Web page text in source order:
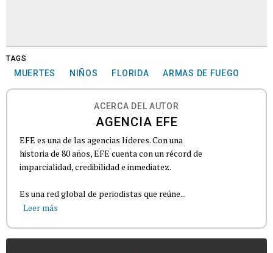
TAGS
MUERTES NIÑOS FLORIDA ARMAS DE FUEGO
ACERCA DEL AUTOR
AGENCIA EFE
EFE es una de las agencias líderes. Con una
historia de 80 años, EFE cuenta con un récord de
imparcialidad, credibilidad e inmediatez.
Es una red global de periodistas que reúne...
Leer más